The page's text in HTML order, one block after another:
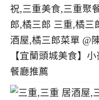
【宜蘭頭城美食】
餐廳推薦